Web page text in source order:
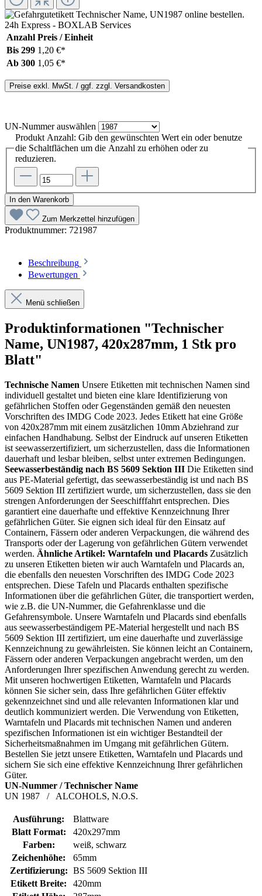
Anzahl Preis / Einheit
Bis 299 1,20 €*
Ab 300 1,05 €*
Preise exkl. MwSt. / ggf. zzgl. Versandkosten
UN-Nummerauswählen
Produkt Anzahl: Gib den gewünschten Wert ein oder benutze
die Schaltflächen um die Anzahl zu erhöhen oder zu
reduzieren.
In den Warenkorb
Zum Merkzettel hinzufügen
Produktnummer: 721987
Beschreibung
Bewertungen
Menü schließen
Produktinformationen "Technischer
Name, UN1987, 420x287mm, 1 Stk pro
Blatt"
Technische Namen Unsere Etiketten mit technischen Namen sind
individuell gestaltet und bieten eine klare Identifizierung von
gefährlichen Stoffen oder Gegenständen gemäß den neuesten
Vorschriften des IMDG Code 2023. Jedes Etikett hat eine Größe
von 420x287mm mit einem zusätzlichen 10mm Abziehrand zur
einfachen Handhabung. Selbst der Eindruck auf unseren Etiketten
ist seewasserzertifiziert, um sicherzustellen, dass die Informationen
dauerhaft und lesbar bleiben, selbst unter extremen Bedingungen.
Seewasserbeständig nach BS 5609 Sektion III Die Etiketten sind
aus PE-Material gefertigt, das seewasserbeständig ist und nach BS
5609 Sektion III zertifiziert wurde, um sicherzustellen, dass sie den
strengen Anforderungen der Seeschifffahrt entsprechen. Dies
garantiert eine dauerhafte und effektive Kennzeichnung Ihrer
gefährlichen Güter. Sie eignen sich ideal für den Einsatz auf
Containern, Fässern oder anderen Verpackungen, die während des
Transports oder der Lagerung von gefährlichen Gütern verwendet
werden. Ähnliche Artikel: Warntafeln und Placards Zusätzlich
zu unseren Etiketten bieten wir auch Warntafeln und Placards an,
die ebenfalls den neuesten Vorschriften des IMDG Code 2023
entsprechen. Diese Tafeln und Placards enthalten spezifische
Informationen über die gefährlichen Güter, die transportiert werden,
wie z.B. die UN-Nummer, die Gefahrenklasse und die
Gefahrensymbole. Unsere Warntafeln und Placards sind ebenfalls
aus seewasserbeständigem PE-Material hergestellt und nach BS
5609 Sektion III zertifiziert, um eine dauerhafte und zuverlässige
Kennzeichnung zu gewährleisten. Sie können leicht an Containern,
Fässern oder anderen Verpackungen angebracht werden, um den
Anforderungen Ihrer spezifischen Anwendung gerecht zu werden.
Mit unseren hochwertigen Etiketten, Warntafeln und Placards
können Sie sicher sein, dass Ihre gefährlichen Güter effektiv
gekennzeichnet sind und alle relevanten Informationen klar und
deutlich kommuniziert werden. Die Verwendung von Etiketten,
Warntafeln und Placards mit technischen Namen und anderen
spezifischen Informationen ist ein wichtiger Bestandteil der
Sicherheitsmaßnahmen im Umgang mit gefährlichen Gütern.
Bestellen Sie jetzt unsere Etiketten, Warntafeln und Placards und
sichern Sie sich eine effektive Kennzeichnung Ihrer gefährlichen
Güter.
UN-Nummer / Technischer Name
UN 1987 /ALCOHOLS, N.O.S.
Ausführung:
Blattware
Blatt Format:
420x297mm
Farben:
weiß, schwarz
Zeichenhöhe:
65mm
Zertifizierung: BS 5609 Sektion III
Etikett Breite:
420mm